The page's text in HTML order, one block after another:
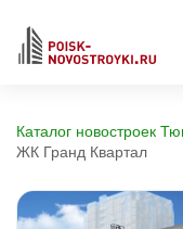
Каталог новостроек
ЖК Гранд Квартал